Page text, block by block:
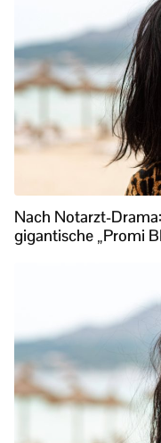
Nach Notarzt-
gigantische „Promi